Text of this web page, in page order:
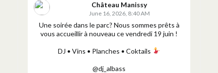
Château Manissy
June 16, 2026, 8:40 AM
Une soirée dans le parc? Nous sommes prêts à
vous accueillir à nouveau ce vendredi 19 juin !
DJ • Vins • Planches • Coktails
@dj_albass